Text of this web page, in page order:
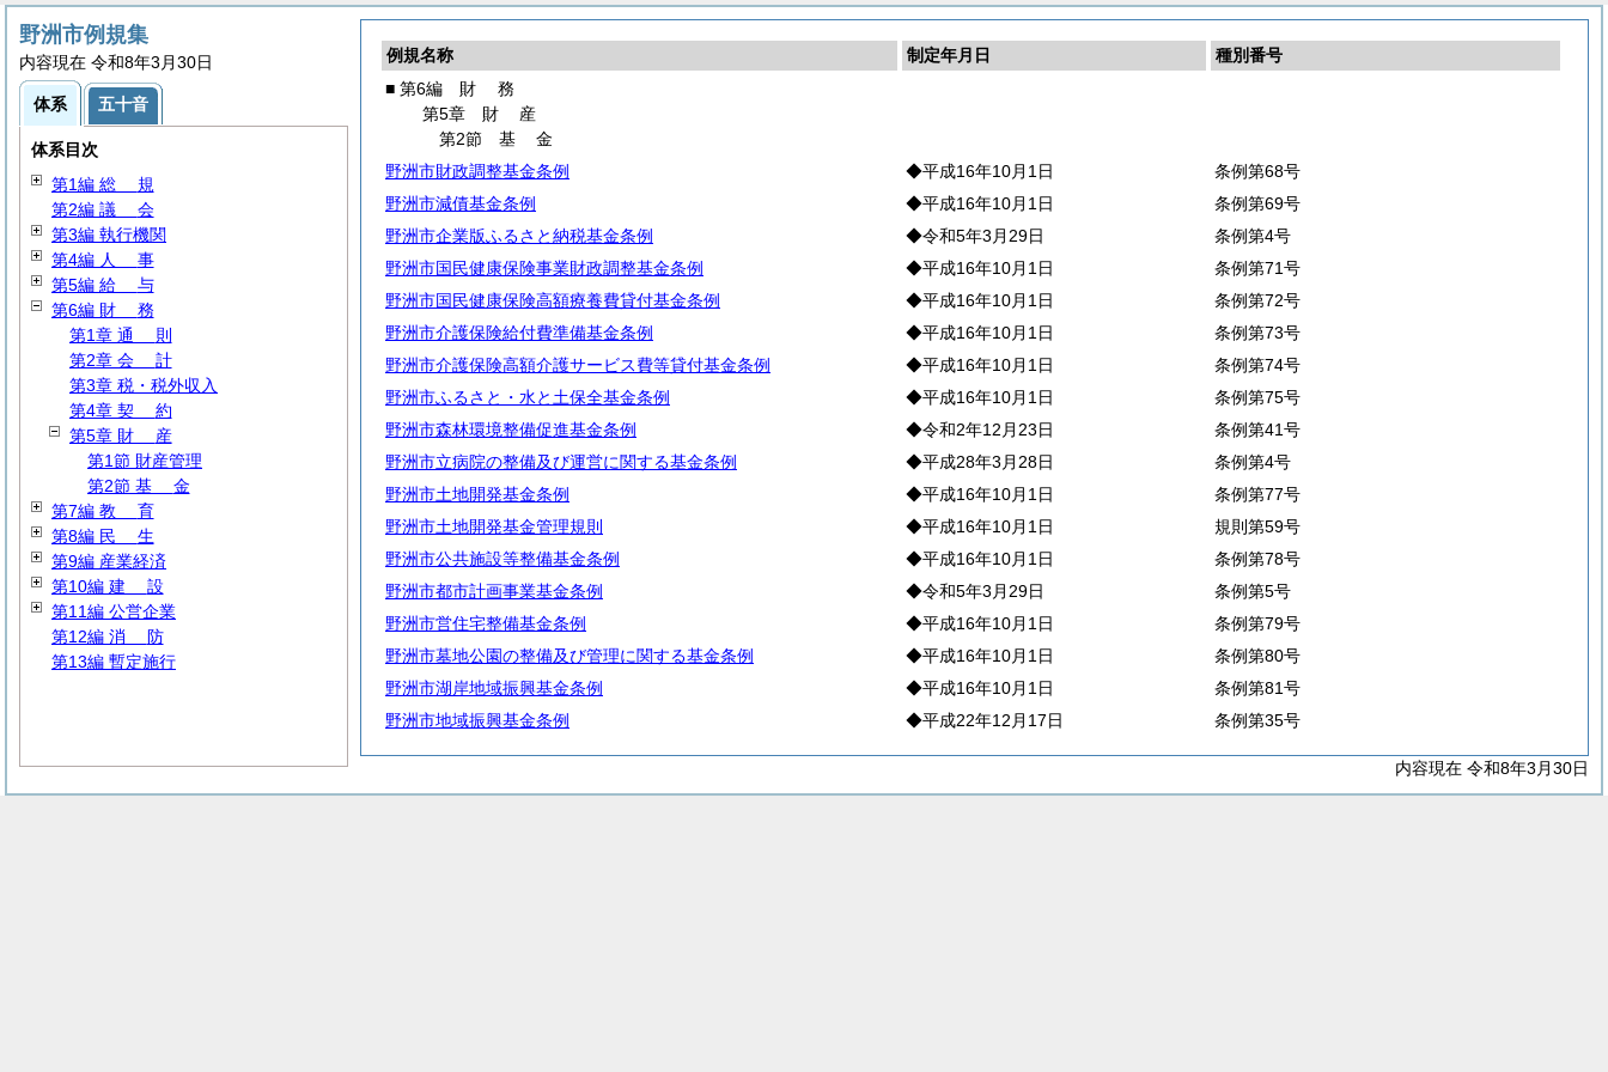
例規名称 制定年月日
種別番号
■ 第6編 財 務
第5章 財 産
第2節 基金
野洲市財政調整基金条例
◆平成16年10月1日
条例第68号
野洲市減債基金条例
◆平成16年10月1日
条例第69号
野洲市企業版ふるさと納税基金条例
◆令和5年3月29日
条例第4号
野洲市国民健康保険事業財政調整基金条例
◆平成16年10月1日
条例第71号
野洲市国民健康保険高額療養費貸付基金条例
◆平成16年10月1日
条例第72号
野洲市介護保険給付費準備基金条例
◆平成16年10月1日
条例第73号
野洲市介護保険高額介護サービス費等貸付基金条例
◆平成16年10月1日
条例第74号
野洲市ふるさと・水と土保全基金条例
◆平成16年10月1日
条例第75号
野洲市森林環境整備促進基金条例
◆令和2年12月23日
条例第41号
野洲市立病院の整備及び運営に関する基金条例
◆平成28年3月28日
条例第4号
野洲市土地開発基金条例
◆平成16年10月1日
条例第77号
野洲市土地開発基金管理規則
◆平成16年10月1日
規則第59号
野洲市公共施設等整備基金条例
◆平成16年10月1日
条例第78号
野洲市都市計画事業基金条例
◆令和5年3月29日
条例第5号
野洲市営住宅整備基金条例
◆平成16年10月1日
条例第79号
野洲市墓地公園の整備及び管理に関する基金条例
◆平成16年10月1日
条例第80号
野洲市湖岸地域振興基金条例
◆平成16年10月1日
条例第81号
野洲市地域振興基金条例
◆平成22年12月17日 条例第35号
内容現在 令和8年3月30日
野洲市例規集
内容現在 令和8年3月30日
体系 五十音
体系目次
第1編 総 規
第2編 議 会
第3編 執行機関
第4編 人 事
第5編 給 与
第6編 財 務
第1章 通 則
第2章 会 計
第3章 税・税外収入
第4章 契 約
第5章 財 産
第1節 財産管理
第2節 基 金
第7編 教 育
第8編 民 生
第9編 産業経済
第10編 建 設
第11編 公営企業
第12編 消 防
第13編 暫定施行